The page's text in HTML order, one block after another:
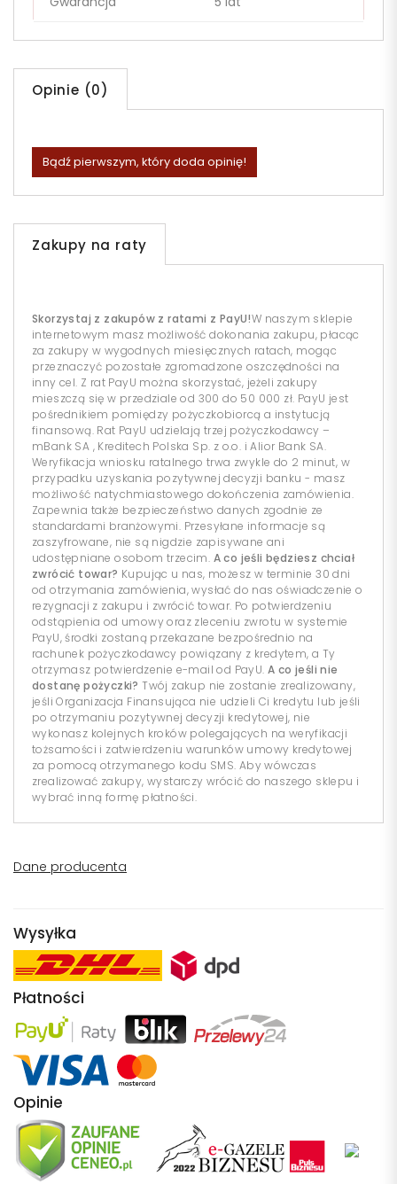
Opinie (0)
Bądź pierwszym, który doda opinię!
Zakupy na raty
Skorzystaj z zakupów z ratami z PayU!W naszym sklepie
internetowym masz możliwość dokonania zakupu, płacąc
za zakupy w wygodnych miesięcznych ratach, mogąc
przeznaczyć pozostałe zgromadzone oszczędności na
inny cel. Z rat PayU można skorzystać, jeżeli zakupy
mieszczą się w przedziale od 300 do 50 000 zł. PayU jest
pośrednikiem pomiędzy pożyczkobiorcą a instytucją
finansową. Rat PayU udzielają trzej pożyczkodawcy –
mBank SA , Kreditech Polska Sp. z o.o. i Alior Bank SA.
Weryfikacja wniosku ratalnego trwa zwykle do 2 minut, w
przypadku uzyskania pozytywnej decyzji banku - masz
możliwość natychmiastowego dokończenia zamówienia.
Zapewnia także bezpieczeństwo danych zgodnie ze
standardami branżowymi. Przesyłane informacje są
zaszyfrowane, nie są nigdzie zapisywane ani
udostępniane osobom trzecim. A co jeśli będziesz chciał
zwrócić towar? Kupując u nas, możesz w terminie 30 dni
od otrzymania zamówienia, wysłać do nas oświadczenie o
rezygnacji z zakupu i zwrócić towar. Po potwierdzeniu
odstąpienia od umowy oraz zleceniu zwrotu w systemie
PayU, środki zostaną przekazane bezpośrednio na
rachunek pożyczkodawcy powiązany z kredytem, a Ty
otrzymasz potwierdzenie e-mail od PayU. A co jeśli nie
dostanę pożyczki? Twój zakup nie zostanie zrealizowany,
jeśli Organizacja Finansująca nie udzieli Ci kredytu lub jeśli
po otrzymaniu pozytywnej decyzji kredytowej, nie
wykonasz kolejnych kroków polegających na weryfikacji
tożsamości i zatwierdzeniu warunków umowy kredytowej
za pomocą otrzymanego kodu SMS. Aby wówczas
zrealizować zakupy, wystarczy wrócić do naszego sklepu i
wybrać inną formę płatności.
Dane producenta
Wysyłka
Płatności
Opinie